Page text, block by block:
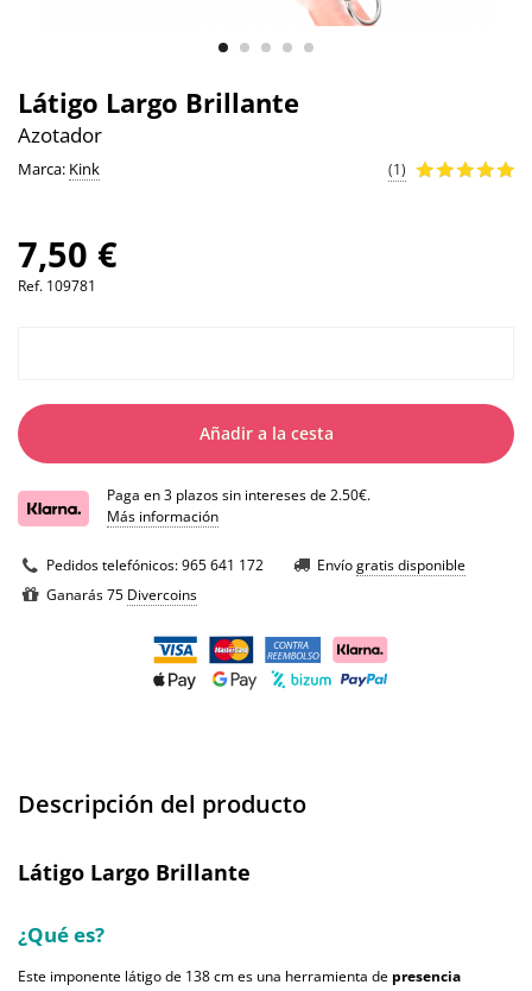
Látigo Largo Brillante
Azotador
Marca: Kink (1)
7,50 €
Ref. 109781
Añadir a la cesta
Paga en 3 plazos sin intereses de 2.50€.
Más información
Pedidos telefónicos:965 641 172 Envíogratis disponible
Ganarás 75 Divercoins
Descripción del producto
Látigo Largo Brillante
¿Qué es?
Este imponente látigo de 138 cm es una herramienta de presencia